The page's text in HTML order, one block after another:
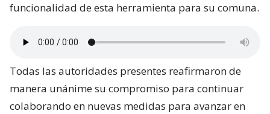
funcionalidad de esta herramienta para su comuna.
Todas las autoridades presentes reafirmaron de
manera unánime su compromiso para continuar
colaborando en nuevas medidas para avanzar en